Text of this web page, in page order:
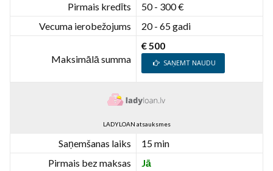
Pirmais kredīts
50 - 300 €
Vecuma ierobežojums
20 - 65 gadi
Maksimālā summa
€ 500
SAŅEMT NAUDU
LADYLOAN atsauksmes
Saņemšanas laiks
15 min
Pirmais bez maksas
Jā